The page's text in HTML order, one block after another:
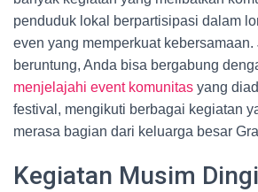
penduduk lokal berpartisipasi dalam
even yang memperkuat kebersamaan.
beruntung, Anda bisa bergabung
menjelajahi event komunitas yang
festival, mengikuti berbagai kegiatan
merasa bagian dari keluarga besar
Kegiatan Musim